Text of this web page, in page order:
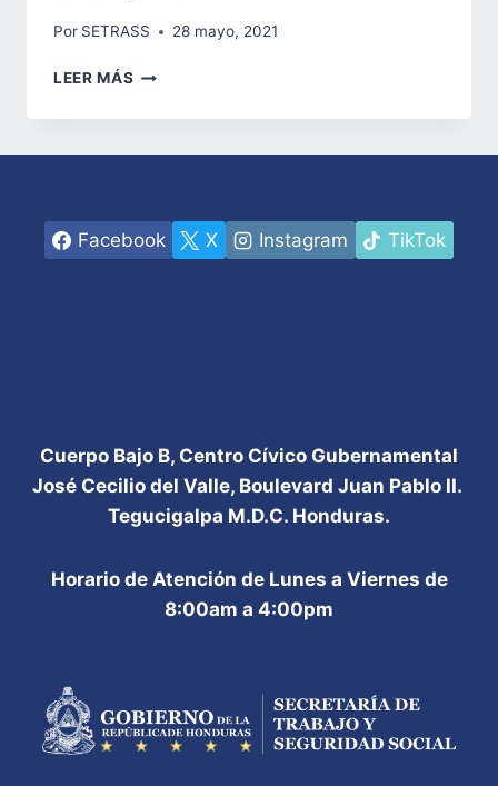
Por SETRASS 28 mayo, 2021
LEER MÁS MINISTRO
TRABAJO
SEGURIDAD
SOCIAL
Facebook X Instagram TikTok
Cuerpo Bajo B, Centro Cívico Gubernamental
José Cecilio del Valle, Boulevard Juan Pablo II.
Tegucigalpa M.D.C. Honduras.
Horario de Atención de Lunes a Viernes de
8:00am a 4:00pm